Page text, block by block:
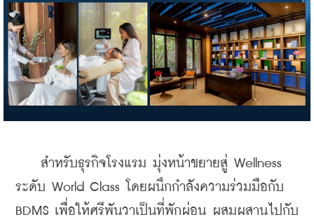
สำหรับธุรกิจโรงแรม มุ่งหน้าขยายสู่ Wellness
ระดับ World Class โดยผนึกกำลังความร่วมมือกับ
BDMS เพื่อให้ศรีพันวาเป็นที่พักผ่อน ผสมผสานไปกับ